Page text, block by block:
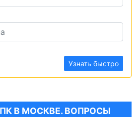
Узнать быстро
В МОСКВЕ. ВОПРОСЫ